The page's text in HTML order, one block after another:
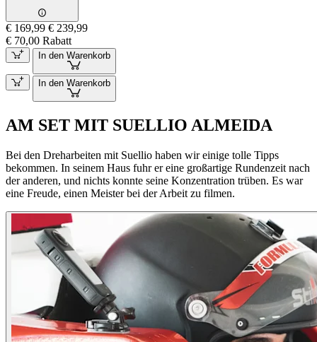
€ 169,99 € 239,99
€ 70,00 Rabatt
In den Warenkorb
In den Warenkorb
AM SET MIT SUELLIO ALMEIDA
Bei den Dreharbeiten mit Suellio haben wir einige tolle Tipps
bekommen. In seinem Haus fuhr er eine großartige Rundenzeit nach
der anderen, und nichts konnte seine Konzentration trüben. Es war
eine Freude, einen Meister bei der Arbeit zu filmen.